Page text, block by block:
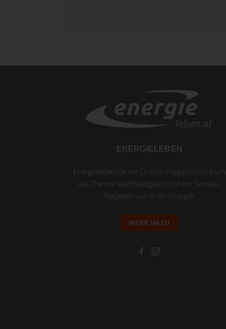
ENERGIELEBEN
Energieleben ist ein Online-Magazin rund um
das Thema Nachhaltigkeit und ein Service-
Ratgeber von Wien Energie.
MEHR DAZU